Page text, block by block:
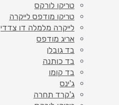
טריקו לורקס
טריקו מודפס לייקרה
לייקרה מלמלה דו צדדי
אריג מודפס
בד גובלן
בד כותנה
בד קומו
ג'ינס
ג'קרד תחרה